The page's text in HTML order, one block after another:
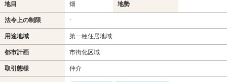
地目 畑 地勢
法令上の制限 -
用途地域 第一種住居地域
都市計画 市街化区域
取引態様 仲介